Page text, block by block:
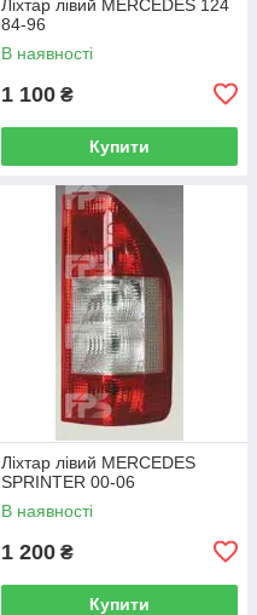
Ліхтар лівий MERCEDES 124
84-96
В наявності
1 100 ₴
Купити
Ліхтар лівий MERCEDES
SPRINTER 00-06
В наявності
1 200 ₴
Купити